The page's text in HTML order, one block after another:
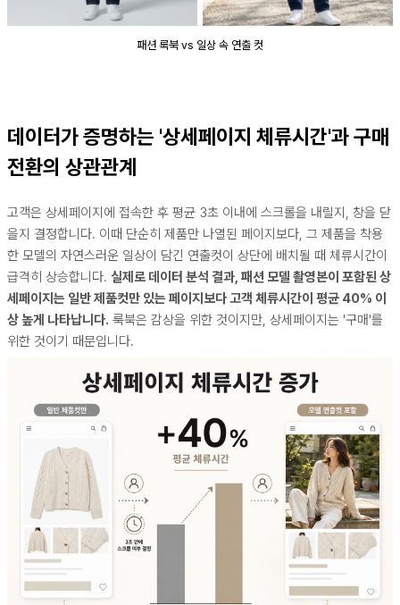
패션 룩북 vs 일상 속 연출 컷
데이터가 증명하는 '상세페이지 체류시간'과 구매
전환의 상관관계
고객은 상세페이지에 접속한 후 평균 3초 이내에 스크롤을 내릴지, 창을 닫
을지 결정합니다. 이때 단순히 제품만 나열된 페이지보다, 그 제품을 착용
한 모델의 자연스러운 일상이 담긴 연출컷이 상단에 배치될 때 체류시간이
급격히 상승합니다. 실제로 데이터 분석 결과, 패션 모델 촬영본이 포함된 상
세페이지는 일반 제품컷만 있는 페이지보다 고객 체류시간이 평균 40% 이
상 높게 나타납니다. 룩북은 감상을 위한 것이지만, 상세페이지는 '구매'를
위한 것이기 때문입니다.